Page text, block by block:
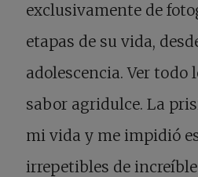
exclusivamente de
etapas de su vida,
adolescencia. Ver todo
sabor agridulce. La
mi vida y me impidió
irrepetibles de